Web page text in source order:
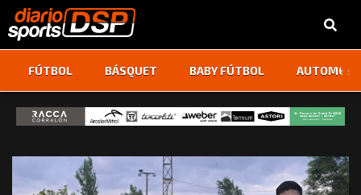
FÚTBOL BÁSQUET BABY FÚTBOL ‹ ›